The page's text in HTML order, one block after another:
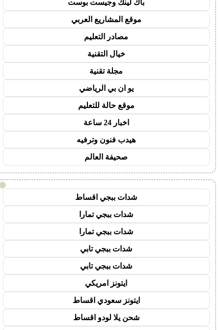
باك لينك وجيست بوست
موقع المشاريع العربي
مصادر التعليم
خيال التقنية
مجلة تقنية
يو ان بي الرياضي
موقع حالة للتعليم
اخبار 24 ساعة
هيدب فنون وترفيه
صحيفة العالم
!
شدات ببجي اقساط
شدات ببجي تمارا
شدات ببجي تمارا
شدات ببجي تابي
شدات ببجي تابي
ايتونز امريكي
ايتونز سعودي اقساط
شحن يلا لودو اقساط